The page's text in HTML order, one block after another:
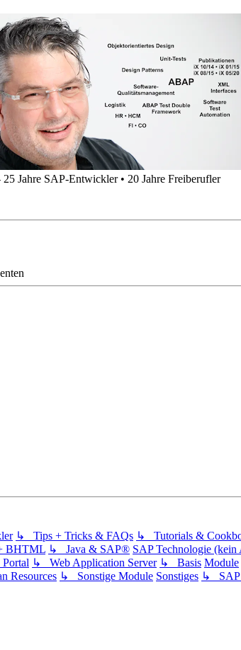
25 Jahre SAP-Entwickler • 20 Jahre Freiberufler
↳ Tips + Tricks & FAQs ↳ Tutorials &
BHTML ↳ Java & SAP® SAP Technologie
↳ Web Application Server ↳ Basis Module
Resources ↳ Sonstige Module Sonstiges ↳ SAP